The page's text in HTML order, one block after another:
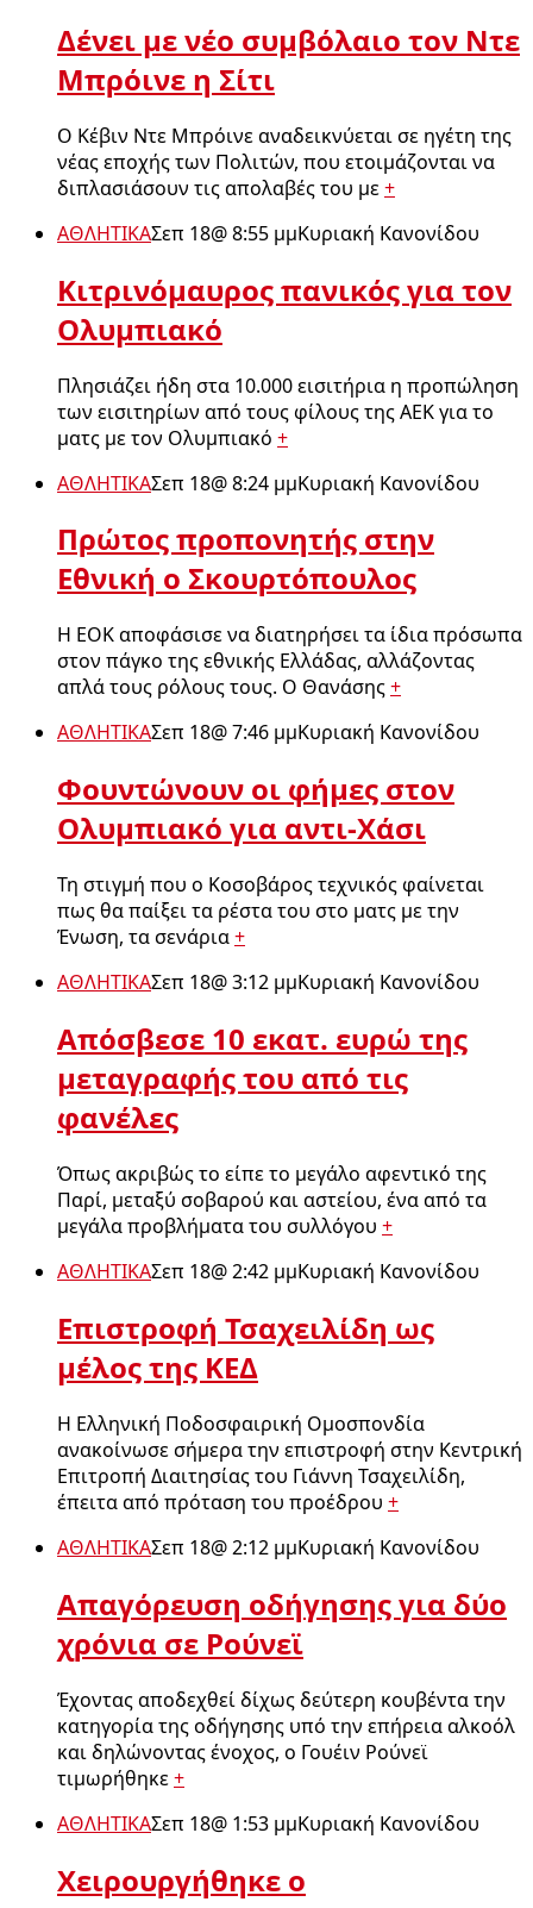
Δένει με νέο συμβόλαιο τον Ντε
Μπρόινε η Σίτι
Ο Κέβιν Ντε Μπρόινε αναδεικνύεται σε ηγέτη της
νέας εποχής των Πολιτών, που ετοιμάζονται να
διπλασιάσουν τις απολαβές του με+
ΑΘΛΗΤΙΚΑΣεπ 18@8:55 μμΚυριακή Κανονίδου
Κιτρινόμαυρος πανικός για τον
Ολυμπιακό
Πλησιάζει ήδη στα 10.000 εισιτήρια η προπώληση
των εισιτηρίων από τους φίλους της ΑΕΚ για το
ματς με τον Ολυμπιακό +
ΑΘΛΗΤΙΚΑΣεπ 18@8:24 μμΚυριακή Κανονίδου
Πρώτος προπονητής στην
Εθνική ο Σκουρτόπουλος
Η ΕΟΚ αποφάσισε να διατηρήσει τα ίδια πρόσωπα
στον πάγκο της εθνικής Ελλάδας, αλλάζοντας
απλά τους ρόλους τους. Ο Θανάσης+
ΑΘΛΗΤΙΚΑΣεπ 18@7:46 μμΚυριακή Κανονίδου
Φουντώνουν οι φήμες στον
Ολυμπιακό για αντι-Χάσι
Τη στιγμή που ο Κοσοβάρος τεχνικός φαίνεται
πως θα παίξει τα ρέστα του στο ματς με την
Ένωση, τα σενάρια+
ΑΘΛΗΤΙΚΑΣεπ 18@3:12 μμΚυριακή Κανονίδου
Απόσβεσε 10 εκατ. ευρώ της
μεταγραφής του από τις
φανέλες
Όπως ακριβώς το είπε το μεγάλο αφεντικό της
Παρί, μεταξύ σοβαρού και αστείου, ένα από τα
μεγάλα προβλήματα του συλλόγου +
ΑΘΛΗΤΙΚΑΣεπ 18@2:42 μμΚυριακή Κανονίδου
Επιστροφή Τσαχειλίδη ως
μέλος της ΚΕΔ
Η Ελληνική Ποδοσφαιρική Ομοσπονδία
ανακοίνωσε σήμερα την επιστροφή στην Κεντρική
Επιτροπή Διαιτησίας του Γιάννη Τσαχειλίδη,
έπειτα από πρόταση του προέδρου +
ΑΘΛΗΤΙΚΑΣεπ 18@2:12 μμΚυριακή Κανονίδου
Απαγόρευση οδήγησης για δύο
χρόνια σε Ρούνεϊ
Έχοντας αποδεχθεί δίχως δεύτερη κουβέντα την
κατηγορία της οδήγησης υπό την επήρεια αλκοόλ
και δηλώνοντας ένοχος, ο Γουέιν Ρούνεϊ
τιμωρήθηκε+
ΑΘΛΗΤΙΚΑΣεπ 18@ 1:53 μμΚυριακή Κανονίδου
Χειρουργήθηκε ο